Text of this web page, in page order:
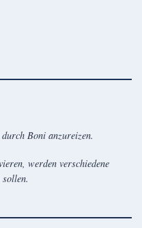
Boni anzureizen.
werden verschiedene